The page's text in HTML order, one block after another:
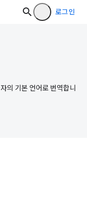
로그인
의 기본 언어로 번역합니